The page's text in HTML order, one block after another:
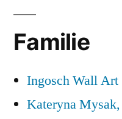
Familie
Ingosch Wall Art
Kateryna